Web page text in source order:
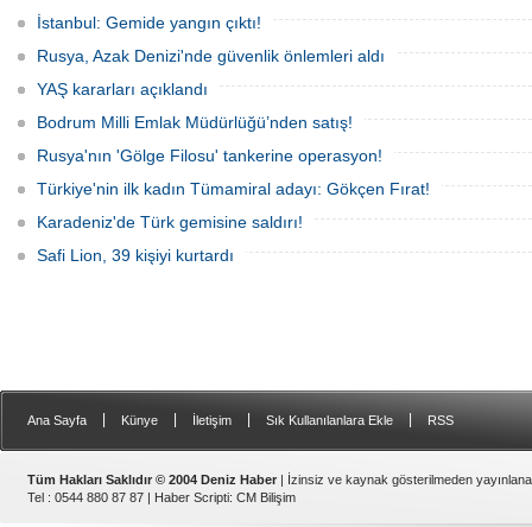
İstanbul: Gemide yangın çıktı!
Rusya, Azak Denizi'nde güvenlik önlemleri aldı
YAŞ kararları açıklandı
Bodrum Milli Emlak Müdürlüğü’nden satış!
Rusya'nın 'Gölge Filosu' tankerine operasyon!
Türkiye'nin ilk kadın Tümamiral adayı: Gökçen Fırat!
Karadeniz'de Türk gemisine saldırı!
Safi Lion, 39 kişiyi kurtardı
Ana Sayfa Künye İletişim Sık Kullanılanlara Ekle RSS
Tüm Hakları Saklıdır © 2004 Deniz Haber | İzinsiz ve kaynak gösterilmeden
Tel : 0544 880 87 87 | Haber Scripti: CM Bilişim